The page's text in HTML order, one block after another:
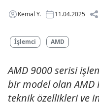
Kemal Y. 11.04.2025
İşlemci AMD
AMD 9000 serisi
bir model olan AMD
teknik özellikleri ve